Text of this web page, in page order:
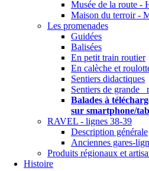
Musée de la route -
Maison du terroir -
Les promenades
Guidées
Balisées
En petit train routier
En calèche et
Sentiers didactiques
Sentiers de grande
Balades à
sur smartphone/
RAVEL - lignes 38-39
Description générale
Anciennes gares-
Produits régionaux et
Histoire